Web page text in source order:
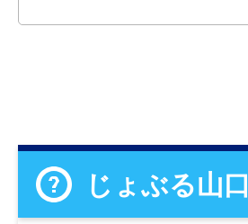
じょぶる山